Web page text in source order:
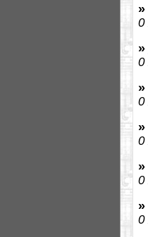
»
0
»
0
»
0
»
0
»
0
»
0